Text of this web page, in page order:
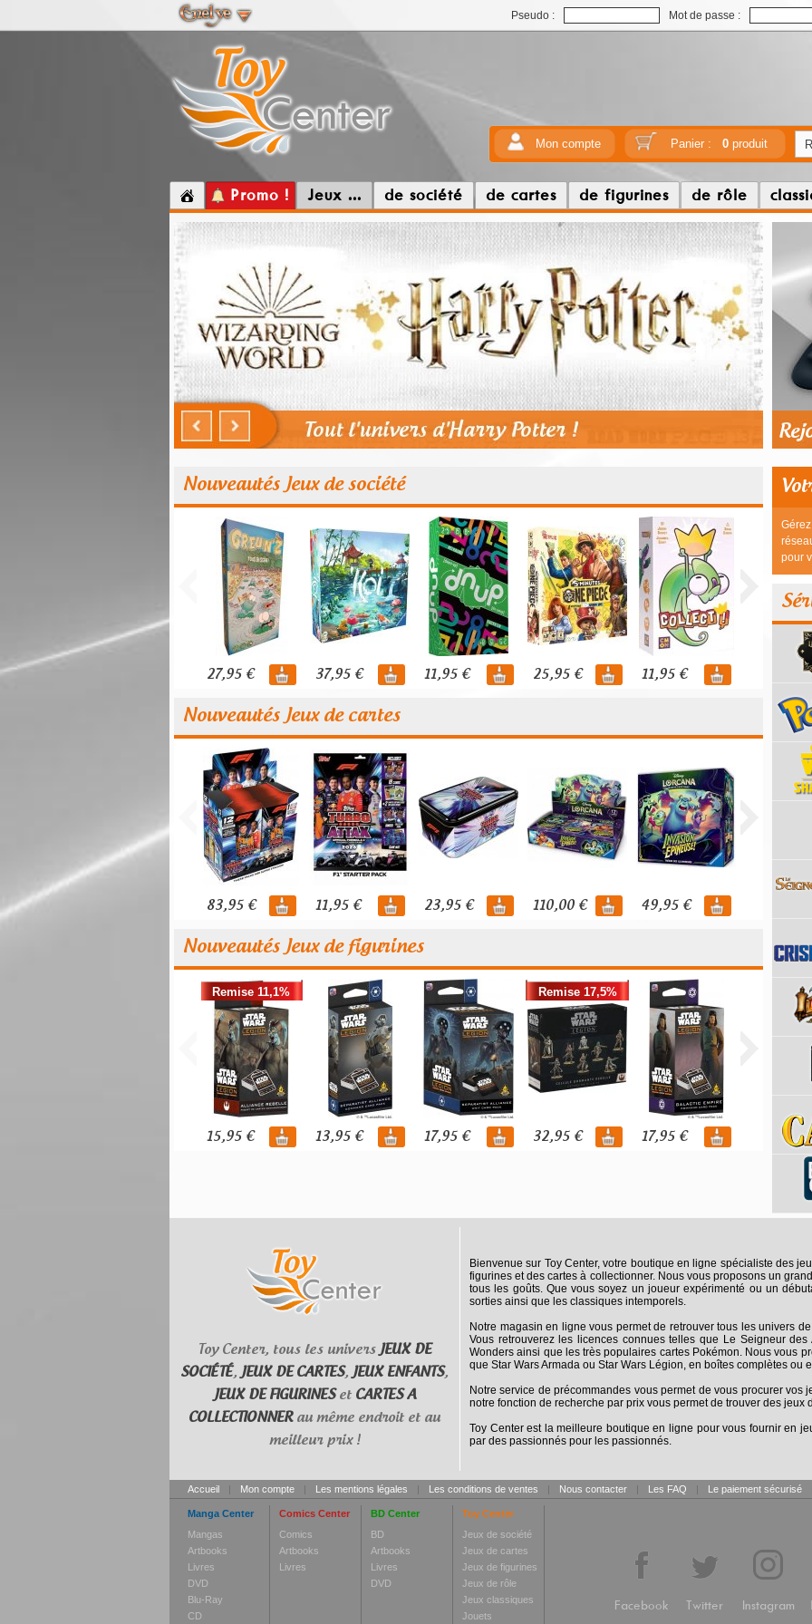
Pseudo : Mot de passe :
Mon compte Panier : 0produit
Promo ! Jeux ... de société de cartes de figurines de rôle
Nouveautés Jeux de société
27,95 € 37,95 € 11,95 € 25,95 € 11,95 €
Nouveautés Jeux de cartes
83,95 € 11,95 € 23,95 € 110,00 € 49,95 €
Nouveautés Jeux de figurines
Remise 11,1%
15,95 € 13,95 € 17,95 €
Remise 17,5%
32,95 € 17,95 € 39,95 €
pour
Toy Center, tous les univers JEUX DE
SOCIÉTÉ, JEUX DE CARTES, JEUX ENFANTS,
JEUX DE FIGURINESet CARTES A
COLLECTIONNERau même endroit et au
meilleur prix !
Bienvenue sur Toy Center, votre boutique en ligne spécialiste des
figurines et des cartes à collectionner. Nous vous proposons un
tous les goûts. Que vous soyez un joueur expérimenté ou un
sorties ainsi que les classiques intemporels.
Notre magasin en ligne vous permet de retrouver tous les univers
Vous retrouverez les licences connues telles que Le Seigneur
Wonders ainsi que les très populaires cartes Pokémon. Nous vous
que Star Wars Armada ou Star Wars Légion, en boîtes complètes ou
Notre service de précommandes vous permet de vous procurer vos
notre fonction de recherche par prix vous permet de trouver des jeux
Toy Center est la meilleure boutique en ligne pour vous fournir en
par des passionnés pour les passionnés.
Accueil | Mon compte | Les mentions légales | Les conditions de ventes | Nous contacter | Les FAQ | Le paiement sécurisé
Manga Center
Mangas
Artbooks
Livres
DVD
Blu-Ray
CD
Comics Center
Comics
Artbooks
Livres
BD Center
BD
Artbooks
Livres
DVD
Toy Center
Jeux de société
Jeux de cartes
Jeux de figurines
Jeux de rôle
Jeux classiques
Jouets
Facebook Twitter Instagram